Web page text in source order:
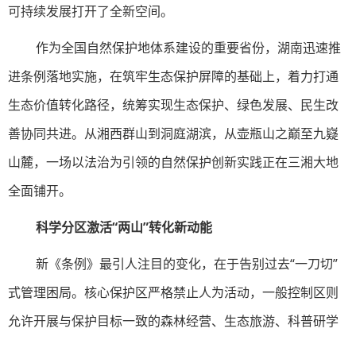
可持续发展打开了全新空间。
作为全国自然保护地体系建设的重要省份，湖南迅速推
进条例落地实施，在筑牢生态保护屏障的基础上，着力打通
生态价值转化路径，统筹实现生态保护、绿色发展、民生改
善协同共进。从湘西群山到洞庭湖滨，从壶瓶山之巅至九嶷
山麓，一场以法治为引领的自然保护创新实践正在三湘大地
全面铺开。
科学分区激活“两山”转化新动能
新《条例》最引人注目的变化，在于告别过去“一刀切”
式管理困局。核心保护区严格禁止人为活动，一般控制区则
允许开展与保护目标一致的森林经营、生态旅游、科普研学